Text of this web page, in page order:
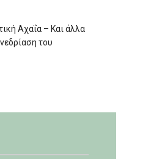
Αχαΐα – Και άλλα
του